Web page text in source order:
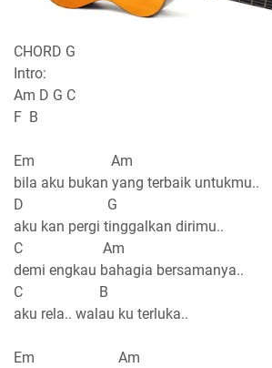
CHORD G
Intro:
Am D G C
F B
Em Am
bila aku bukan yang terbaik untukmu..
D G
aku kan pergi tinggalkan dirimu..
C Am
demi engkau bahagia bersamanya..
C B
aku rela.. walau ku terluka..
Em Am